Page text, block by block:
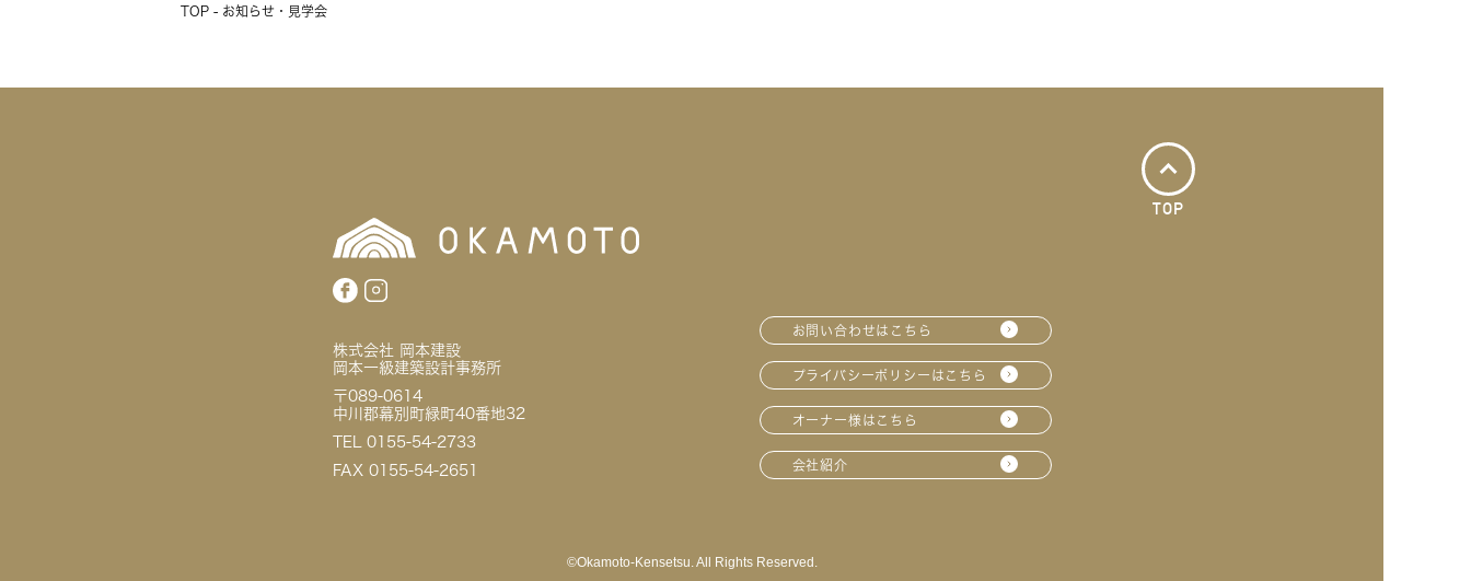
TOP - お知らせ・見学会
TOP
株式会社 岡本建設
岡本一級建築設計事務所
〒089-0614
中川郡幕別町緑町40番地32
TEL 0155-54-2733
FAX 0155-54-2651
お問い合わせはこちら
プライバシーポリシーはこちら
オーナー様はこちら
会社紹介
©︎Okamoto-Kensetsu. All Rights Reserved.